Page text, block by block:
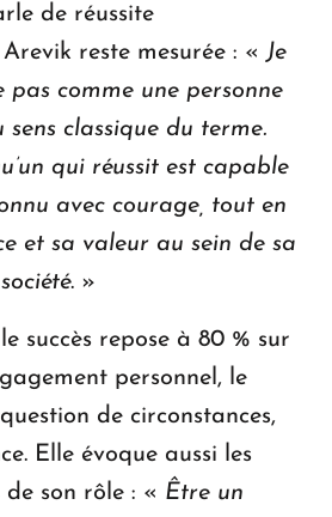
de réussite
reste mesurée : « Je
pas comme une personne
sens classique du terme.
qui réussit est capable
avec courage, tout en
et sa valeur au sein de sa
. »
succès repose à 80 % sur
personnel, le
de circonstances,
Elle évoque aussi les
son rôle : « Être un